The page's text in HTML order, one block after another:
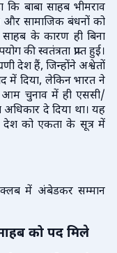
बाबा साहब भीमराव
और सामाजिक बंधनों को
साहब के कारण ही बिना
की स्वतंत्रता प्राप्त हुई।
देश हैं, जिन्होंने अश्वेतों
में दिया, लेकिन भारत ने
आम चुनाव में ही एससी/
दे दिया था। यह
देश को एकता के सूत्र में
क्लब में अंबेडकर सम्मान
को पद मिले